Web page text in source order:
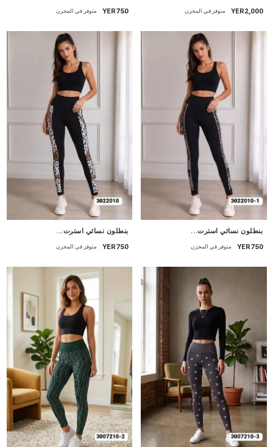
YER2,000 متوفر في المخزن YER750 متوفر في المخزن
بنطلون نسائي استرت...
YER750 متوفر في المخزن
بنطلون نسائي استرت...
YER750 متوفر في المخزن